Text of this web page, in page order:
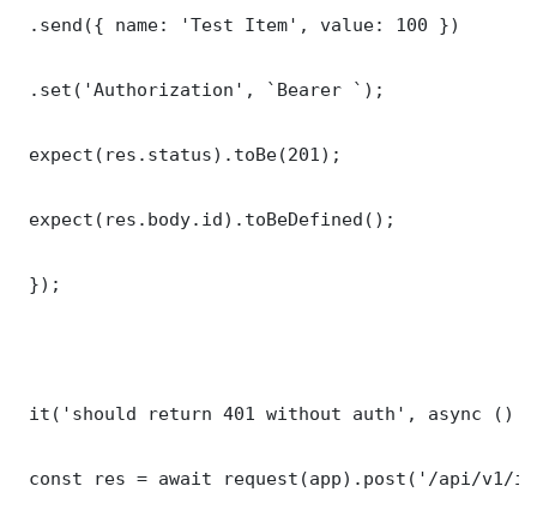
.send({ name: 'Test Item', value: 100 })
.set('Authorization', `Bearer `);
expect(res.status).toBe(201);
expect(res.body.id).toBeDefined();
});
it('should return 401 without auth', async ()
const res = await request(app).post('/api/v1/